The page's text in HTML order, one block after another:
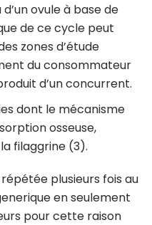
ovule à base de
de ce cycle peut
zones d’étude
du consommateur
d’un concurrent.
dont le mécanisme
osseuse,
filaggrine (3).
plusieurs fois au
en seulement
pour cette raison